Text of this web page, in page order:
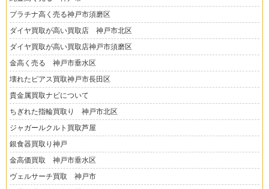
プラチナ高く売る神戸市須磨区
ダイヤ買取が高い買取店 神戸市北区
ダイヤ買取が高い買取店神戸市須磨区
金高く売る 神戸市垂水区
壊れたピアス買取神戸市長田区
貴金属買取ナビについて
ちぎれた指輪買取り 神戸市北区
ジャガールクルト買取芦屋
銀食器買取り神戸
金高価買取 神戸市垂水区
ヴェルサーチ買取 神戸市